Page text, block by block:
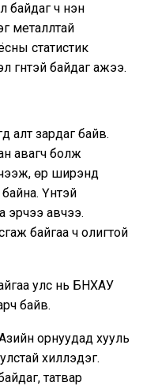
ч үнэн
металлтай
статистик
байдаг ажээ.
алт зардаг байв.
авагч болж
өр ширэнд
Үүнтэй
эрчээ авчээ.
байгаа ч олигтой
улс нь БНХАУ
байв.
орнуудад хууль
хиллэдэг.
татвар